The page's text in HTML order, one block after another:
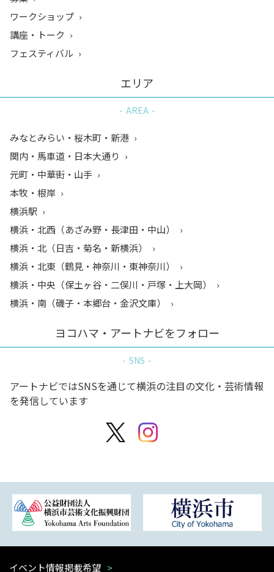
ワークショップ
講座・トーク
フェスティバル
エリア
AREA
みなとみらい・桜木町・新港
関内・馬車道・日本大通り
元町・中華街・山手
本牧・根岸
横浜駅
横浜・北西（あざみ野・長津田・中山）
横浜・北（日吉・菊名・新横浜）
横浜・北東（鶴見・神奈川・東神奈川）
横浜・中央（保土ヶ谷・二俣川・戸塚・上大岡）
横浜・南（磯子・本郷台・金沢文庫）
ヨコハマ・アートナビをフォロー
SNS
アートナビではSNSを通じて横浜の注目の文化・芸術情報
を発信しています
イベント情報掲載希望